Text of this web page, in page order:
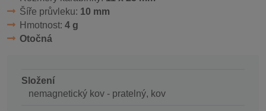
Šíře průvleku: 10 mm
Hmotnost: 4 g
Otočná
Složení
nemagnetický kov - pratelný, kov